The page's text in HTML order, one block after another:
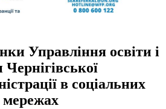
Управління освіти і
Чернігівської
в соціальних
мережах